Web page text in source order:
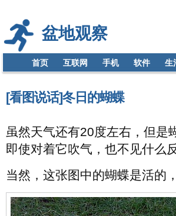
盆地观察
首页 互联网 手机 软件 生
[看图说话]冬日的蝴蝶
虽然天气还有20度左右，但是
即使对着它吹气，也不见什么反
当然，这张图中的蝴蝶是活的